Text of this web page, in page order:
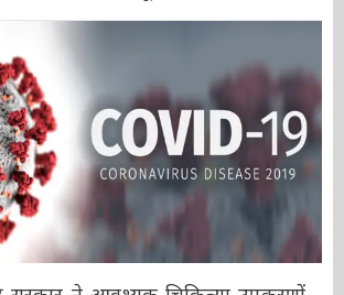
सरकार ने आवश्यक चिकित्सा उपकरणों